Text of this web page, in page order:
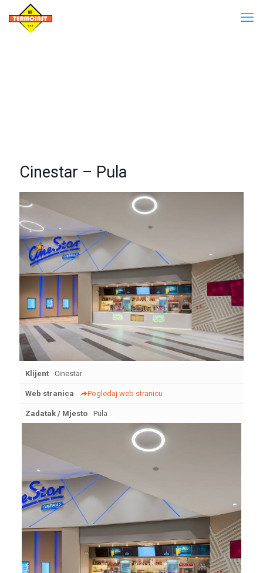
Cinestar – Pula
Klijent Cinestar
Web stranica Pogledaj web stranicu
Zadatak / Mjesto Pula